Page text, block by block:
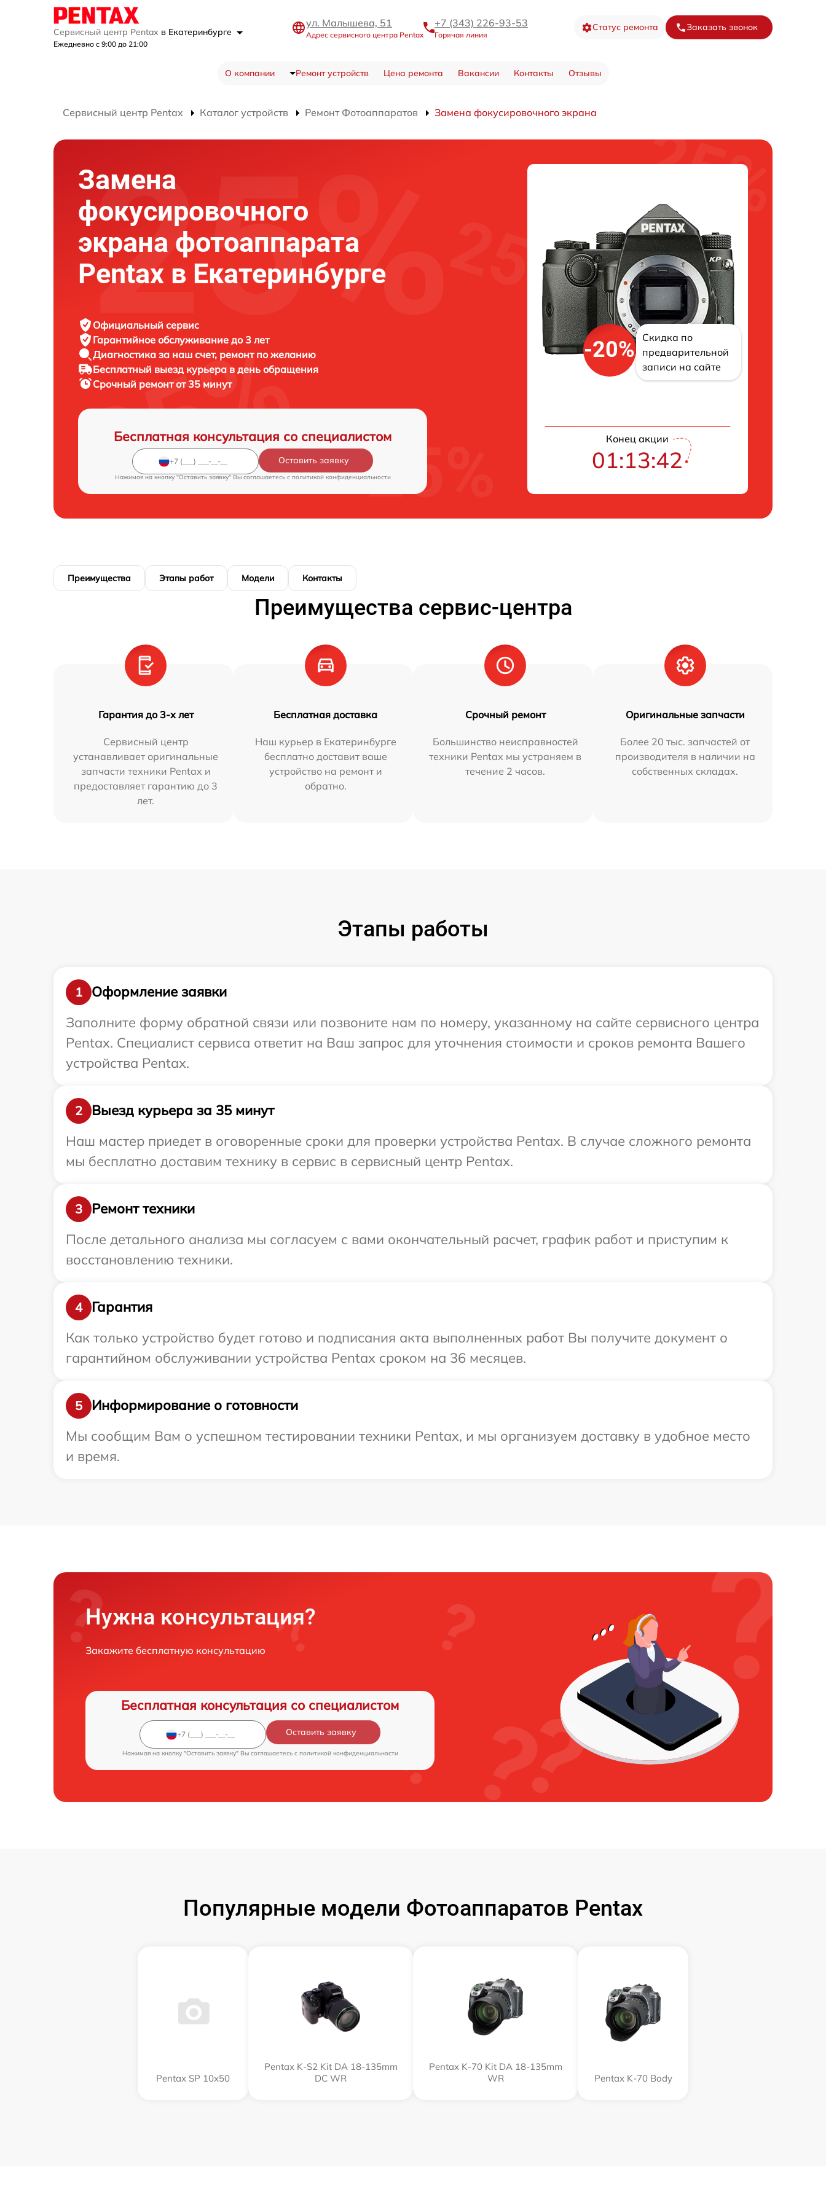
Сервисный центр Pentax в Екатеринбурге
Ежедневно с 9:00 до 21:00
ул. Малышева, 51
Адрес сервисного центра Pentax
+7 (343) 226-93-53
Горячая линия
Статус ремонта Заказать звонок
О компании Ремонт устройств Цена ремонта Вакансии Контакты Отзывы
Сервисный центр Pentax Каталог устройств Ремонт Фотоаппаратов Замена фокусировочного экрана
Замена
фокусировочного
экрана фотоаппарата
Pentax в Екатеринбурге
Официальный сервис
Гарантийное обслуживание до 3 лет
Диагностика за наш счет, ремонт по желанию
Бесплатный выезд курьера в день обращения
Срочный ремонтот 35 минут
Бесплатная консультация со специалистом
Оставить заявку
Нажимая на кнопку "Оставить заявку" Вы соглашаетесь c политикой конфиденциальности
-20%
Скидка по
предварительной
записи на сайте
Конец акции
01:13:42
Преимущества Этапы работ Модели Контакты
Преимущества сервис-центра
Гарантия до 3-х лет
Сервисный центр
устанавливает оригинальные
запчасти техники Pentax и
предоставляет гарантию до 3
лет.
Бесплатная доставка
Наш курьер в Екатеринбурге
бесплатно доставит ваше
устройство на ремонт и
обратно.
Срочный ремонт
Большинство неисправностей
техники Pentax мы устраняем в
течение 2 часов.
Оригинальные запчасти
Более 20 тыс. запчастей от
производителя в наличии на
собственных складах.
Этапы работы
1
Оформление заявки
Заполните форму обратной связи или позвоните нам по номеру, указанному на сайте сервисного центра
Pentax. Специалист сервиса ответит на Ваш запрос для уточнения стоимости и сроков ремонта Вашего
устройства Pentax.
2
Выезд курьера за 35 минут
Наш мастер приедет в оговоренные сроки для проверки устройства Pentax. В случае сложного ремонта
мы бесплатно доставим технику в сервис в сервисный центр Pentax.
3
Ремонт техники
После детального анализа мы согласуем с вами окончательный расчет, график работ и приступим к
восстановлению техники.
4
Гарантия
Как только устройство будет готово и подписания акта выполненных работ Вы получите документ о
гарантийном обслуживании устройства Pentax сроком на 36 месяцев.
5
Информирование о готовности
Мы сообщим Вам о успешном тестировании техники Pentax, и мы организуем доставку в удобное место
и время.
Нужна консультация?
Закажите бесплатную консультацию
Бесплатная консультация со специалистом
Оставить заявку
Нажимая на кнопку "Оставить заявку" Вы соглашаетесь c политикой конфиденциальности
Популярные модели Фотоаппаратов Pentax
Pentax SP 10x50
Pentax K-S2 Kit DA 18-135mm
DC WR
Pentax K-70 Kit DA 18-135mm
WR
Pentax K-70 Body